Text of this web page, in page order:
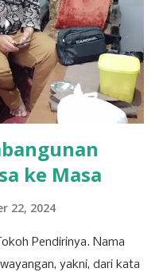
aktu tannggal
tidak sampai jadi
dan berkiprah lewat
tuturnya kala
kegagalan...
ke Masa
22, 2024
Pendirinya. Nama
yakni, dari kata